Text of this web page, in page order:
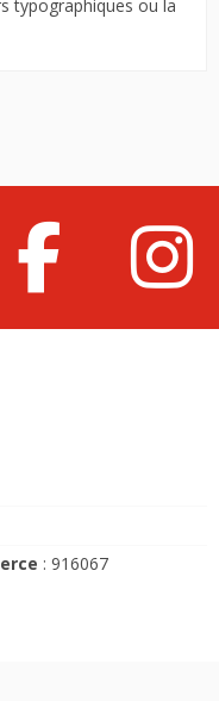
typographiques ou la
: 916067